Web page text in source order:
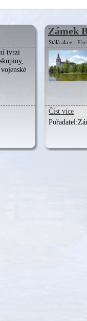
tvrzi
Zámek
Stálá akce -
Číst více
Pořadatel: